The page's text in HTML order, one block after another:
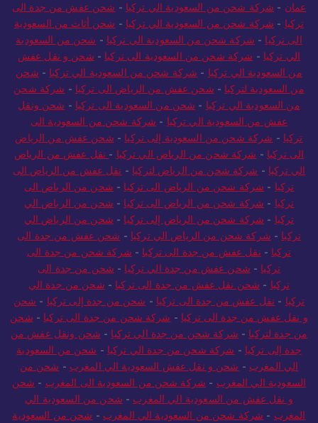
عمان - شركة شحن من السعودية الي تركيا - شحن عفش من جدة الى
تركيا - شركة شحن من السعودية الي تركيا - شحن أثاث من السعودية
الى تركيا - شركة شحن من السعودية الي تركيا - شحن من السعودية
الي تركيا - شركة شحن من السعودية الى تركيا - شحن و نقل عفش
من السعودية الي تركيا - شركة شحن من السعودية الي تركيا - شحن
من السعودية لتركيا - شحن عفش من الرياض الى تركيا - شركة شحن
من السعودية الي تركيا - شحن من السعودية الى تركيا - شحن ونقل
عفش من السعودية الي تركيا - شركة شحن من السعودية الى
تركيا - شركة شحن من السعودية إلى تركيا - شحن عفش من الرياض
الى تركيا - شركة شحن من الرياض الي تركيا - نقل عفش من الرياض
الي تركيا - شركة شحن من الرياض لتركيا - نقل عفش من الرياض الى
تركيا - شركة شحن من الرياض الى تركيا - شحن من الرياض الى
تركيا - شركة شحن من الرياض الى تركيا - شحن من الرياض الي
تركيا - شركة شحن من الرياض إلى تركيا - شحن من الرياض الي
تركيا - شركة شحن من الرياض الي تركيا - شحن عفش من جدة الى
تركيا - نقل عفش من جدة الى تركيا - شركة شحن من جدة الى
تركيا - شحن عفش من جدة الي تركيا - شحن من جدة الى
تركيا - شحن نقل عفش من جدة الى تركيا - شحن من جدة الي
تركيا - نقل عفش من جدة الى تركيا - شحن من جدة إلى تركيا - شحن
و نقل عفش من جدة الى تركيا - شركة شحن من جدة الى تركيا - شحن
من جدة لتركيا - شركة شحن من جدة الي تركيا - شحن ونقل عفش من
جدة إلى تركيا - شركة شحن من جدة الي تركيا - شحن من السعودية
الي المغرب - شحن و نقل عفش السعودية الي المغرب - شحن من
السعودية الي المغرب - شركة شحن من السعودية الى المغرب - شحن
و نقل عفش من السعودية الي المغرب - شحن من السعودية الي
المغرب - شركة شحن من السعودية الي المغرب - شحن من السعودية